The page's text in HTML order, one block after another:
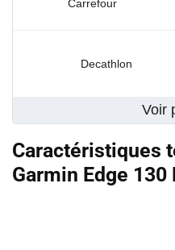
Carrefour
Decathlon
Voir
Caractéristiques
Garmin Edge 130